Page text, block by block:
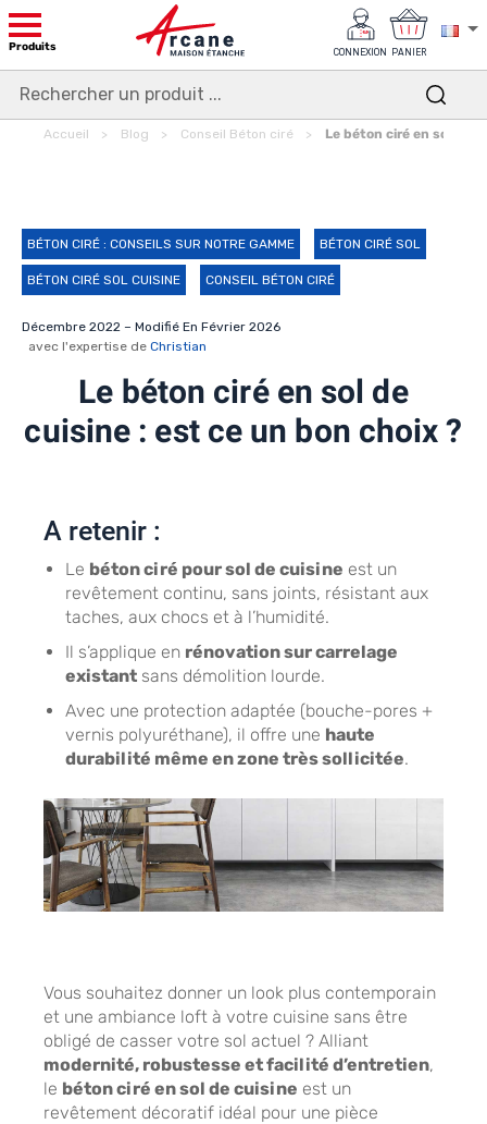
Produits CONNEXION PANIER
Accueil Blog Conseil Béton ciré Le béton ciré en sol de
BÉTON CIRÉ : CONSEILS SUR NOTRE GAMME BÉTON CIRÉ SOL
BÉTON CIRÉ SOL CUISINE CONSEIL BÉTON CIRÉ
Décembre 2022 – Modifié En Février 2026
avec l'expertise de Christian
Le béton ciré en sol de
cuisine : est ce un bon choix ?
A retenir :
Le béton ciré pour sol de cuisine est un
revêtement continu, sans joints, résistant aux
taches, aux chocs et à l’humidité.
Il s’applique en rénovation sur carrelage
existant sans démolition lourde.
Avec une protection adaptée (bouche-pores +
vernis polyuréthane), il offre une haute
durabilité même en zone très sollicitée.
Vous souhaitez donner un look plus contemporain
et une ambiance loft à votre cuisine sans être
obligé de casser votre sol actuel ? Alliant
modernité, robustesse et facilité d’entretien,
le béton ciré en sol de cuisine est un
revêtement décoratif idéal pour une pièce